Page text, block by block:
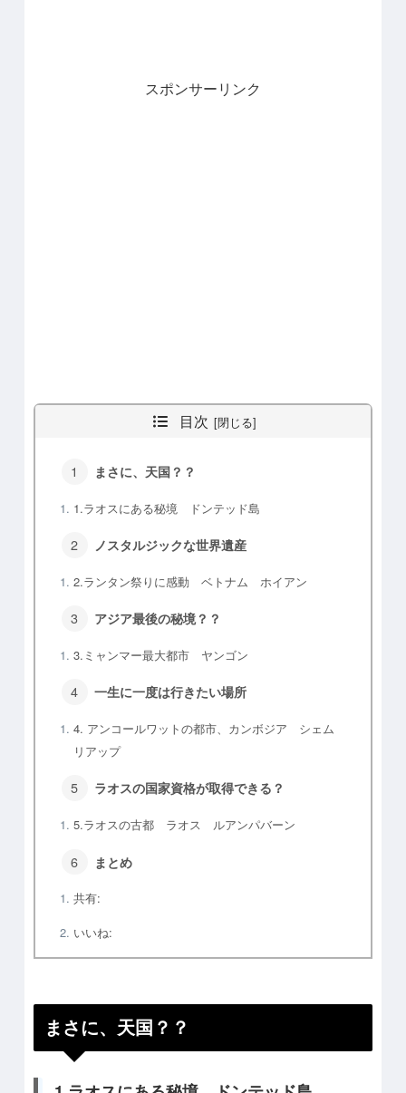
スポンサーリンク
目次
まさに、天国？？
1.ラオスにある秘境 ドンテッド島
ノスタルジックな世界遺産
2.ランタン祭りに感動 ベトナム ホイアン
アジア最後の秘境？？
3.ミャンマー最大都市 ヤンゴン
一生に一度は行きたい場所
4. アンコールワットの都市、カンボジア シェム
リアップ
ラオスの国家資格が取得できる？
5.ラオスの古都 ラオス ルアンパバーン
まとめ
共有:
いいね:
まさに、天国？？